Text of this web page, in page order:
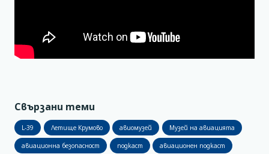
Свързани теми
L-39 Летище Крумово авиомузей Музей на авиацията
авиационна безопасност подкаст авиационен подкаст